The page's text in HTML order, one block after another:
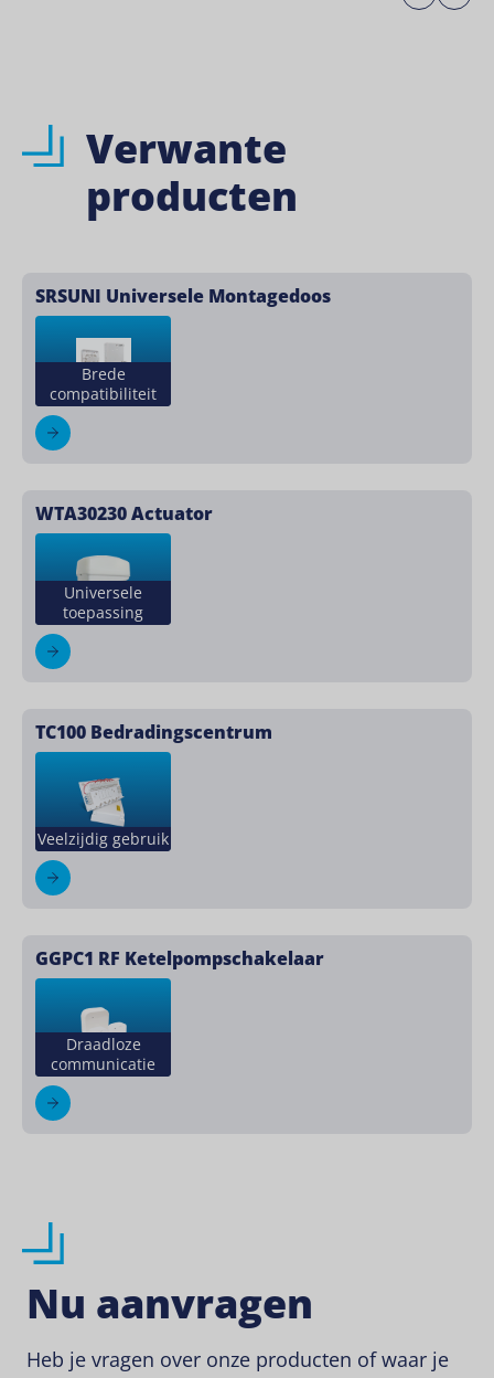
Verwante
producten
SRSUNI Universele Montagedoos
Brede
compatibiliteit
WTA30230 Actuator
Universele
toepassing
TC100 Bedradingscentrum
Veelzijdig gebruik
GGPC1 RF Ketelpompschakelaar
Draadloze
communicatie
Nu aanvragen
Heb je vragen over onze producten of waar je